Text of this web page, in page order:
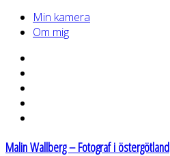
Min kamera
Om mig
Malin Wallberg – Fotograf i östergötland